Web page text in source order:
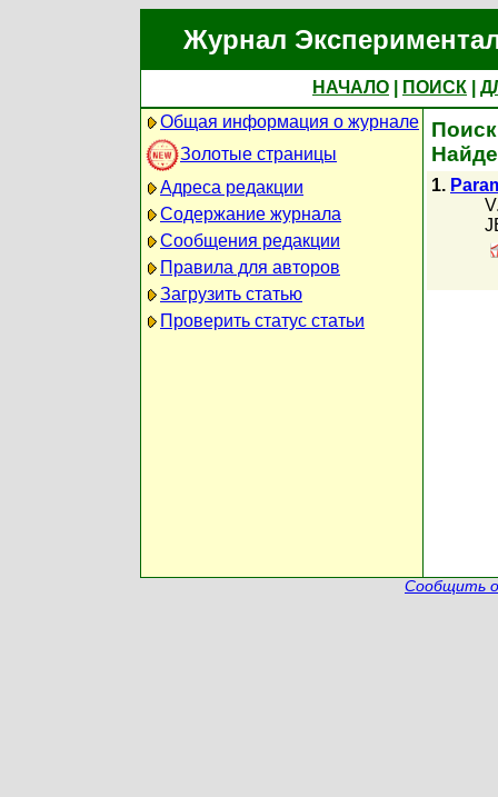
Журнал
НАЧАЛО ПОИСК
Общая информация о журнале
Золотые страницы
Адреса редакции
Содержание журнала
Сообщения редакции
Правила для авторов
Загрузить статью
Проверить статус статьи
1.
Сообщить о